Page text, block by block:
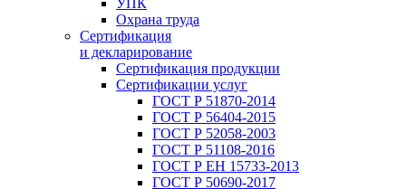
УПК
Охрана труда
Сертификация
и декларирование
Сертификация продукции
Сертификации услуг
ГОСТ Р 51870-2014
ГОСТ Р 56404-2015
ГОСТ Р 52058-2003
ГОСТ Р 51108-2016
ГОСТ Р ЕН 15733-2013
ГОСТ Р 50690-2017